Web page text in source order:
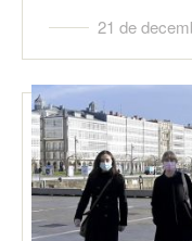
21 de